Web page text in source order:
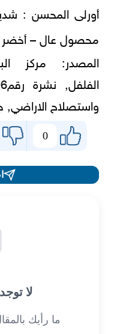
أورلى المحسن :
محصول عال – أخضر
واستصلاح الاراضي,
0
لا
ما رأيك